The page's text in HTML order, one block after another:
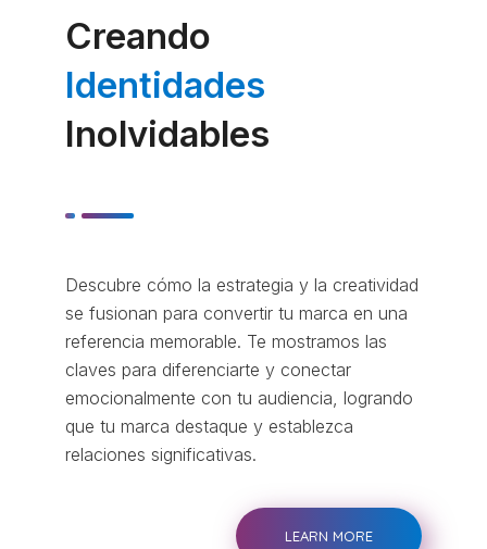
Creando
Identidades
Inolvidables
Descubre cómo la estrategia y la creatividad
se fusionan para convertir tu marca en una
referencia memorable. Te mostramos las
claves para diferenciarte y conectar
emocionalmente con tu audiencia, logrando
que tu marca destaque y establezca
relaciones significativas.
LEARN MORE